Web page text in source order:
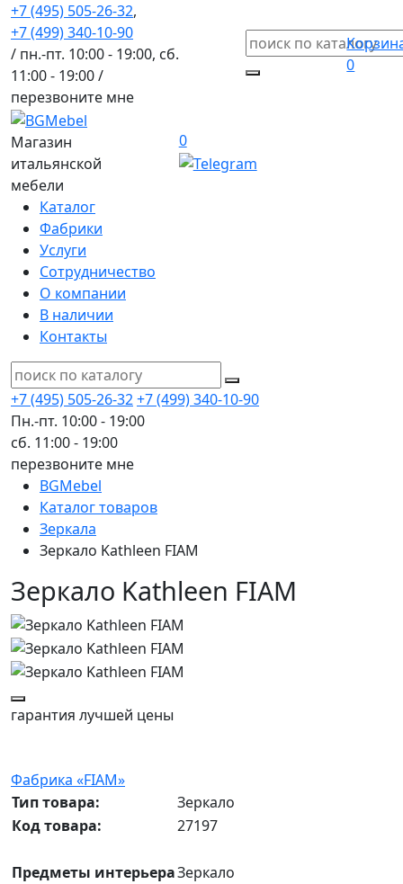
+7 (495) 505-26-32,
+7 (499) 340-10-90
/ пн.-пт. 10:00 - 19:00, сб.
11:00 - 19:00 /
перезвоните мне
0
Магазин
итальянской
мебели
0
Каталог
Фабрики
Услуги
Сотрудничество
О компании
В наличии
Контакты
+7 (495) 505-26-32+7 (499) 340-10-90
Пн.-пт. 10:00 - 19:00
сб. 11:00 - 19:00
перезвоните мне
BGMebel
Каталог товаров
Зеркала
Зеркало Kathleen FIAM
Зеркало Kathleen FIAM
гарантия лучшей цены
Фабрика «FIAM»
Тип товара:
Зеркало
Код товара:
27197
Предметы интерьераЗеркало